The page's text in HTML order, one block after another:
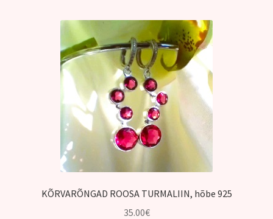
KÕRVARÕNGAD ROOSA TURMALIIN, hõbe 925
35.00€